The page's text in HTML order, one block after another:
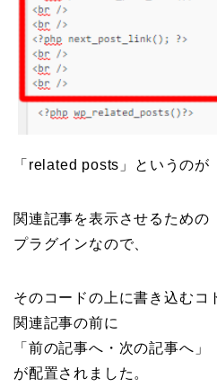
「related posts」というのが
関連記事を表示させるための
プラグインなので、
そのコードの上に書き込むコ
関連記事の前に
「前の記事へ・次の記事へ」
が配置されました。